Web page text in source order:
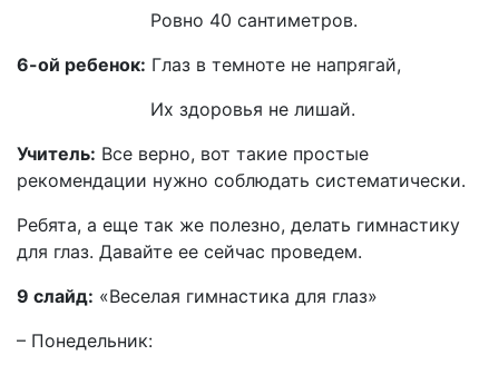
Ровно 40 сантиметров.
6-ой ребенок: Глаз в темноте не напрягай,
Их здоровья не лишай.
Учитель: Все верно, вот такие простые
рекомендации нужно соблюдать систематически.
Ребята, а еще так же полезно, делать гимнастику
для глаз. Давайте ее сейчас проведем.
9 слайд: «Веселая гимнастика для глаз»
– Понедельник: